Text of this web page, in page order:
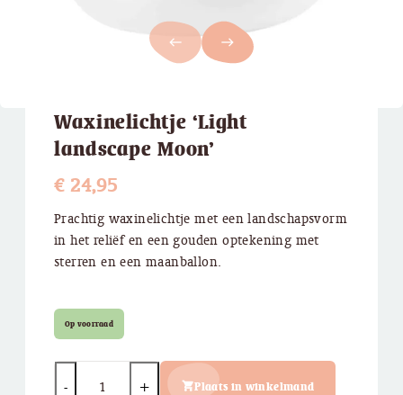
west east
Waxinelichtje ‘Light
landscape Moon’
€24,95
Prachtig waxinelichtje met een landschapsvorm
in het reliëf en een gouden optekening met
sterren en een maanballon.
Op voorraad
Plaats in winkelmand